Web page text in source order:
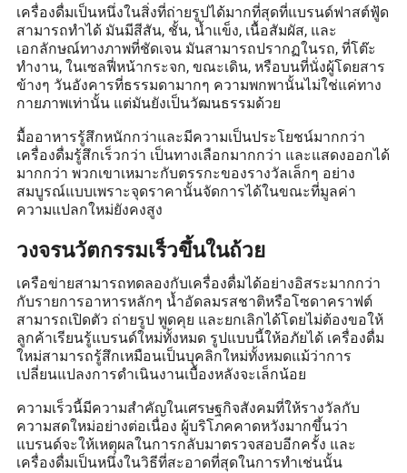
เครื่องดื่มเป็นหนึ่งในสิ่งที่ถ่ายรูปได้มากที่สุดที่แบรนด์ฟาสต์ฟู้ด
สามารถทำได้ มันมีสีสัน, ชั้น, น้ำแข็ง, เนื้อสัมผัส, และ
เอกลักษณ์ทางภาพที่ชัดเจน มันสามารถปรากฏในรถ, ที่โต๊ะ
ทำงาน, ในเซลฟี่หน้ากระจก, ขณะเดิน, หรือบนที่นั่งผู้โดยสาร
ข้างๆ วันอังคารที่ธรรมดามากๆ ความพกพานั้นไม่ใช่แค่ทาง
กายภาพเท่านั้น แต่มันยังเป็นวัฒนธรรมด้วย
มื้ออาหารรู้สึกหนักกว่าและมีความเป็นประโยชน์มากกว่า
เครื่องดื่มรู้สึกเร็วกว่า เป็นทางเลือกมากกว่า และแสดงออกได้
มากกว่า พวกเขาเหมาะกับตรรกะของรางวัลเล็กๆ อย่าง
สมบูรณ์แบบเพราะจุดราคานั้นจัดการได้ในขณะที่มูลค่า
ความแปลกใหม่ยังคงสูง
วงจรนวัตกรรมเร็วขึ้นในถ้วย
เครือข่ายสามารถทดลองกับเครื่องดื่มได้อย่างอิสระมากกว่า
กับรายการอาหารหลักๆ น้ำอัดลมรสชาติหรือโซดาคราฟต์
สามารถเปิดตัว ถ่ายรูป พูดคุย และยกเลิกได้โดยไม่ต้องขอให้
ลูกค้าเรียนรู้แบรนด์ใหม่ทั้งหมด รูปแบบนี้ให้อภัยได้ เครื่องดื่ม
ใหม่สามารถรู้สึกเหมือนเป็นบุคลิกใหม่ทั้งหมดแม้ว่าการ
เปลี่ยนแปลงการดำเนินงานเบื้องหลังจะเล็กน้อย
ความเร็วนี้มีความสำคัญในเศรษฐกิจสังคมที่ให้รางวัลกับ
ความสดใหม่อย่างต่อเนื่อง ผู้บริโภคคาดหวังมากขึ้นว่า
แบรนด์จะให้เหตุผลในการกลับมาตรวจสอบอีกครั้ง และ
เครื่องดื่มเป็นหนึ่งในวิธีที่สะอาดที่สุดในการทำเช่นนั้น